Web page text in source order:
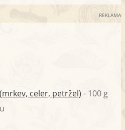
REKLAMA
celer, petržel) - 100 g